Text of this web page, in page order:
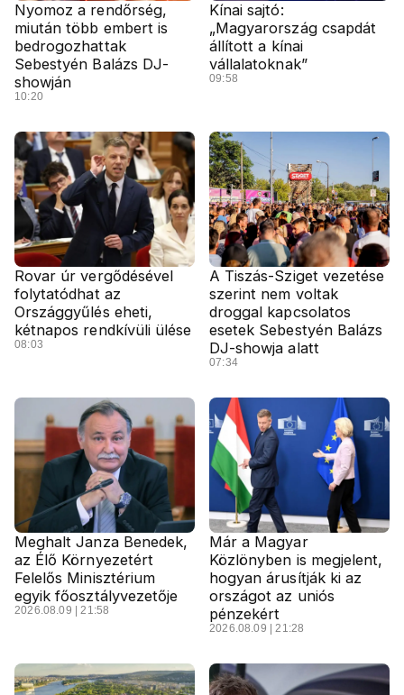
Nyomoz a rendőrség,
miután több embert is
bedrogozhattak
Sebestyén Balázs DJ-
showján
10:20
Kínai sajtó:
„Magyarország csapdát
állított a kínai
vállalatoknak”
09:58
Rovar úr vergődésével
folytatódhat az
Országgyűlés eheti,
kétnapos rendkívüli ülése
08:03
A Tiszás-Sziget vezetése
szerint nem voltak
droggal kapcsolatos
esetek Sebestyén Balázs
DJ-showja alatt
07:34
Meghalt Janza Benedek,
az Élő Környezetért
Felelős Minisztérium
egyik főosztályvezetője
2026.08.09 | 21:58
Már a Magyar
Közlönyben is megjelent,
hogyan árusítják ki az
országot az uniós
pénzekért
2026.08.09 | 21:28